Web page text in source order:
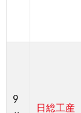
9
日総工産